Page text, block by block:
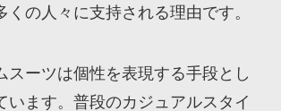
くの人々に支持される理由です。
スーツは個性を表現する手段とし
います。普段のカジュアルスタイ